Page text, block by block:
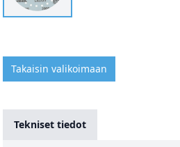
Takaisin valikoimaan
Tekniset tiedot